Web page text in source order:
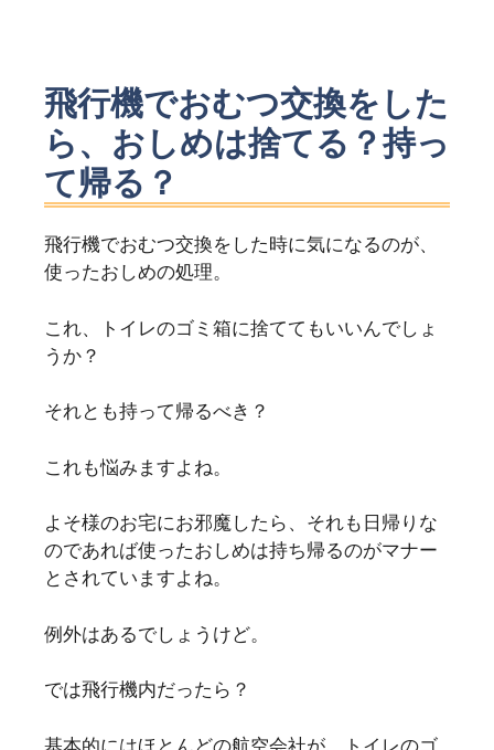
飛行機でおむつ交換をした
ら、おしめは捨てる？持っ
て帰る？
飛行機でおむつ交換をした時に気になるのが、
使ったおしめの処理。
これ、トイレのゴミ箱に捨ててもいいんでしょ
うか？
それとも持って帰るべき？
これも悩みますよね。
よそ様のお宅にお邪魔したら、それも日帰りな
のであれば使ったおしめは持ち帰るのがマナー
とされていますよね。
例外はあるでしょうけど。
では飛行機内だったら？
基本的にはほとんどの航空会社が、トイレのゴ